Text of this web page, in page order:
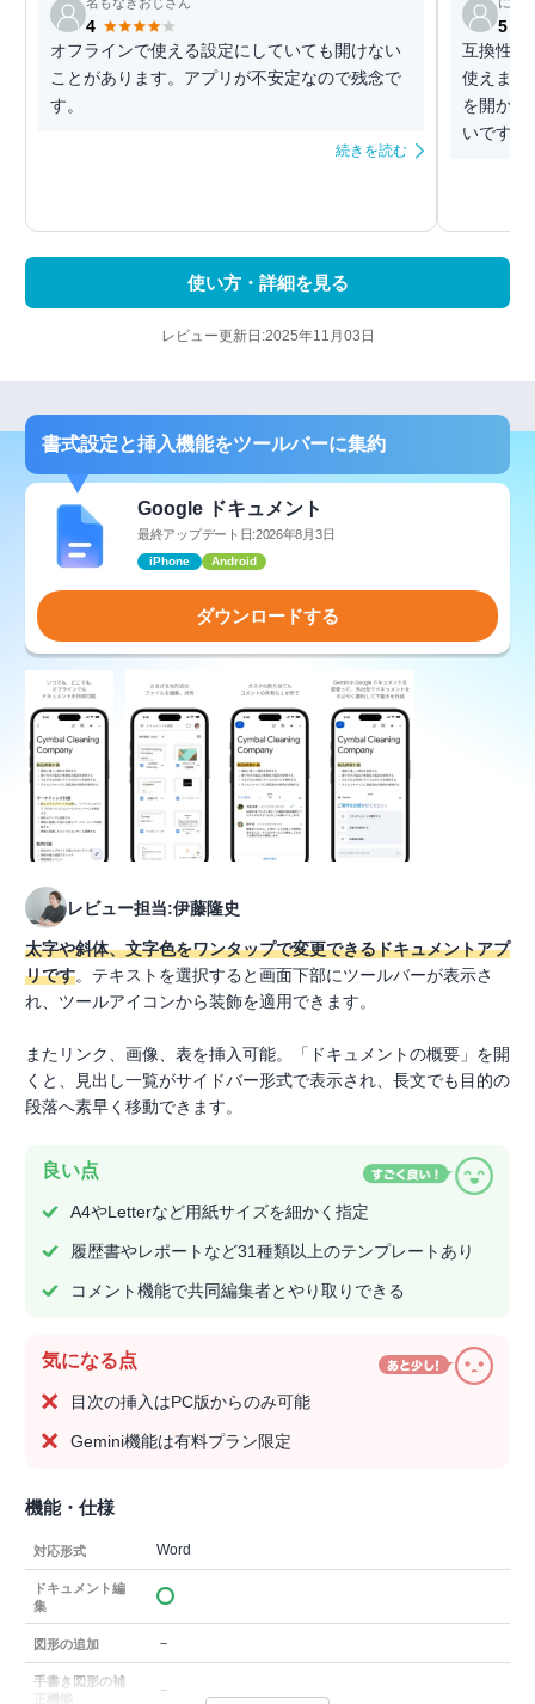
4
オフラインで使える設定にしていても開けない
ことがあります。アプリが不安定なので残念で
す。
続きを読む
5
互換性が
使えます
を開かな
いですね
使い方・詳細を見る
レビュー更新日:2025年11月03日
書式設定と挿入機能をツールバーに集約
Google ドキュメント
最終アップデート日:2026年8月3日
iPhone Android
ダウンロードする
レビュー担当:伊藤隆史
太字や斜体、文字色をワンタップで変更できるドキュメントアプ
リです。テキストを選択すると画面下部にツールバーが表示さ
れ、ツールアイコンから装飾を適用できます。
またリンク、画像、表を挿入可能。「ドキュメントの概要」を開
くと、見出し一覧がサイドバー形式で表示され、長文でも目的の
段落へ素早く移動できます。
良い点
A4やLetterなど用紙サイズを細かく指定
履歴書やレポートなど31種類以上のテンプレートあり
コメント機能で共同編集者とやり取りできる
気になる点
目次の挿入はPC版からのみ可能
Gemini機能は有料プラン限定
機能・仕様
対応形式 Word
ドキュメント編
集
図形の追加 －
手書き図形の補
－